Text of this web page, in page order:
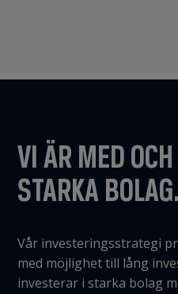
VI ÄR MED
STARKA BOLAG.
Vår investeringsstrategi
med möjlighet till lång
investerar i starka bolag